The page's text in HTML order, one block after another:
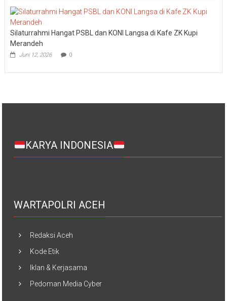
Silaturrahmi Hangat PSBL dan KONI Langsa di Kafe ZK Kupi
Merandeh
Juni 12, 2026 0
KARYA INDONESIA
WARTAPOLRI ACEH
Redaksi Aceh
Kode Etik
Iklan & Kerjasama
Pedoman Media Cyber